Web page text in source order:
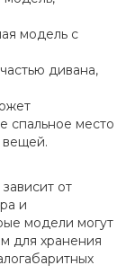
модель с
дивана,
спальное место
вещей.
от
и
модели могут
для хранения